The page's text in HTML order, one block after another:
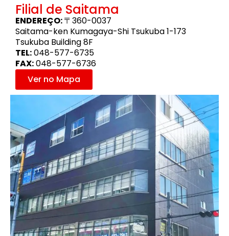
Filial de Saitama
ENDEREÇO:〒360-0037
Saitama-ken Kumagaya-Shi Tsukuba 1-173
Tsukuba Building 8F
TEL:048-577-6735
FAX:048-577-6736
Ver no Mapa